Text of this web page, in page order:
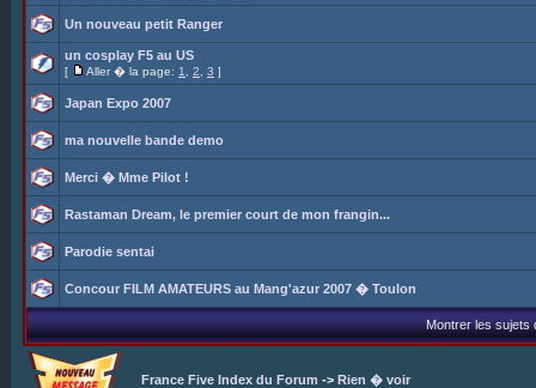
Un nouveau petit Ranger
un cosplay F5 au US
[ Aller � la page: 1 2 3 ]
Japan Expo 2007
ma nouvelle bande demo
Merci � Mme Pilot !
Rastaman Dream, le premier court de mon frangin...
Parodie sentai
Concour FILM AMATEURS au Mang'azur 2007 � Toulon
Montrer les sujets
France Five Index du Forum -> Rien � voir